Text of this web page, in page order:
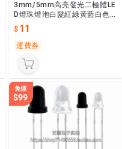
3mm/5mm高亮發光二極體LE
D燈珠燈泡白髮紅綠黃藍白色直
插實驗燈泡
11
運費券